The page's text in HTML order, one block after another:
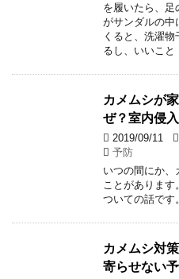
を履いたら、足
がサンダルの中
くると、洗濯
るし、いいこと
カメムシが
ぜ？室内侵
2019/09/11
予防
いつの間にか、
ことがありま
ついての話です。
カメムシ対
寄らせない